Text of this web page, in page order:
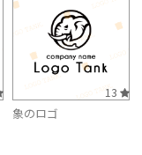
13
象のロゴ